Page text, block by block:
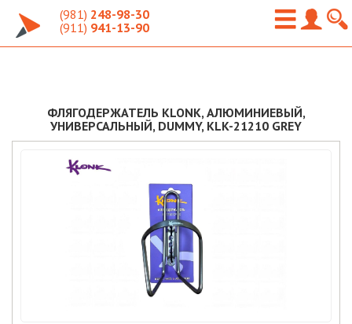
(981) 248-98-30
(911) 941-13-90
ФЛЯГОДЕРЖАТЕЛЬ KLONK, АЛЮМИНИЕВЫЙ,
УНИВЕРСАЛЬНЫЙ, DUMMY, KLK-21210 GREY